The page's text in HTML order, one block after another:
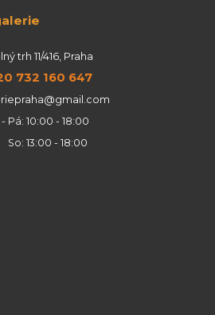
trh 11/416, Praha
732 160 647
Pá: 10:00 - 18:00
13:00 - 18:00